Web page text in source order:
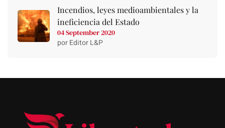
Incendios, leyes medioambientales y la
ineficiencia del Estado
04 September 2020
por Editor L&P